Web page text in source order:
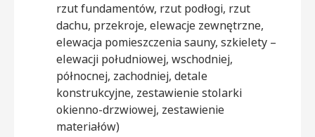
rzut fundamentów, rzut podłogi, rzut
dachu, przekroje, elewacje zewnętrzne,
elewacja pomieszczenia sauny, szkielety –
elewacji południowej, wschodniej,
północnej, zachodniej, detale
konstrukcyjne, zestawienie stolarki
okienno-drzwiowej, zestawienie
materiałów)